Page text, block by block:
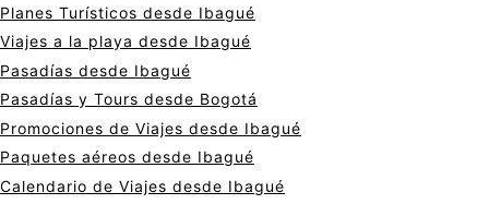
Planes Turísticos desde Ibagué
Viajes a la playa desde Ibagué
Pasadías desde Ibagué
Pasadías y Tours desde Bogotá
Promociones de Viajes desde Ibagué
Paquetes aéreos desde Ibagué
Calendario de Viajes desde Ibagué